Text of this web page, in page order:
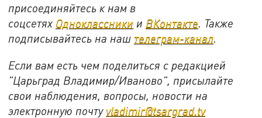
присоединяйтесь к нам в
соцсетях Одноклассники и ВКонтакте. Также
подписывайтесь на наш телеграм-канал.
Если вам есть чем поделиться с редакцией
"Царьград Владимир/Иваново", присылайте
свои наблюдения, вопросы, новости на
электронную почту vladimir@tsargrad.tv